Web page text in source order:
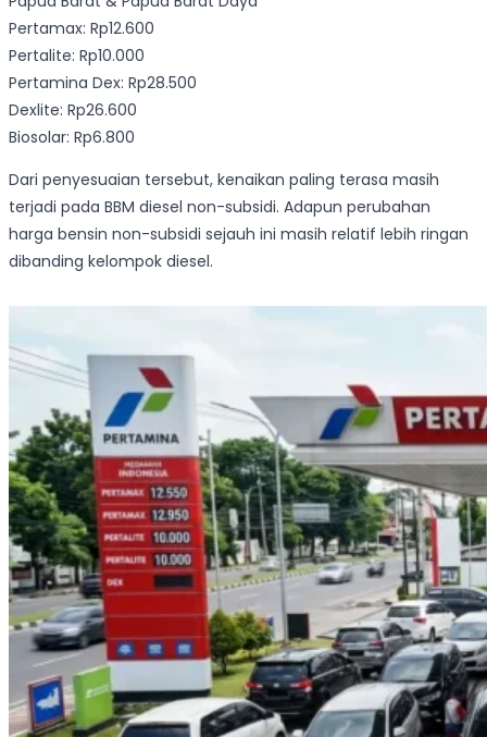
Pertamax: Rp12.600
Pertalite: Rp10.000
Pertamina Dex: Rp28.500
Dexlite: Rp26.600
Biosolar: Rp6.800
Dari penyesuaian tersebut, kenaikan paling terasa masih
terjadi pada BBM diesel non-subsidi. Adapun perubahan
harga bensin non-subsidi sejauh ini masih relatif lebih ringan
dibanding kelompok diesel.